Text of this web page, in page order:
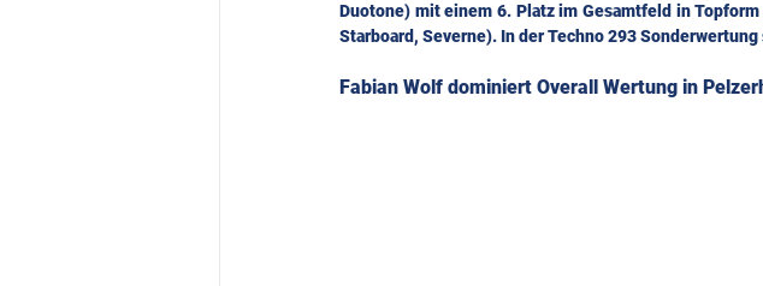
Duotone) mit einem 6. Platz im Gesamtfeld in
Starboard, Severne). In der Techno 293
Fabian Wolf dominiert Overall Wertung in